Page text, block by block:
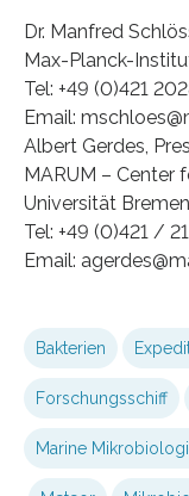
Dr. Manfred
Max-Planck-
Tel: +49 (0)421
Email:
Albert Gerdes,
MARUM – Center
Universität Bremen
Tel: +49 (0)421 /
Email:
Bakterien
Forschungsschiff
Marine